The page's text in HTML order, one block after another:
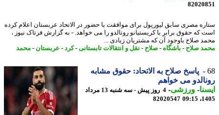
مصری سابق لیورپول برای موافقت با حضور در الاتحاد عربستان اعلام کرده
که حقوق برابر با کریستیانو رونالدو را می خواهد. - به گزارش فرتاک نیوز ،
صلاح باوجود آن که مشتریان زیادی ...
صلاح-باشگاه-صلاح-نقل و انتقالات تابستانی-کرد-عربستان-محمد
پاسخ صلاح به الاتحاد: حقوق مشابه
می خواهم
-ورزشی-
4 روز پیش - سه شنبه 13 مرداد
82020547